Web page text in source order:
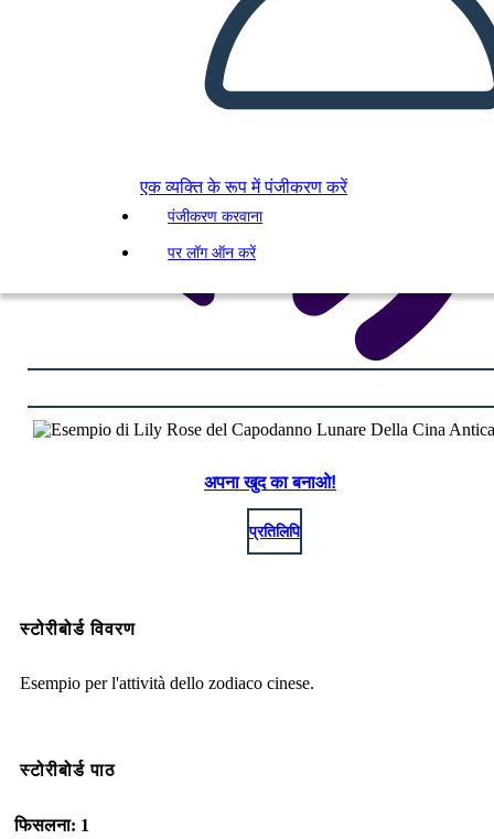
एक व्यक्ति के रूप में पंजीकरण करें
पंजीकरण करवाना
पर लॉग ऑन करें
अपना खुद का बनाओ!
प्रतिलिपि
स्टोरीबोर्ड विवरण
Esempio per l'attività dello zodiaco cinese.
स्टोरीबोर्ड पाठ
फिसलना: 1